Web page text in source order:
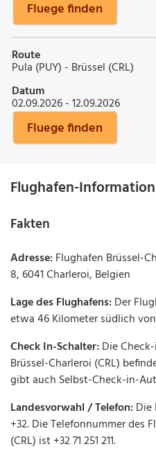
Fluege finden
Route
Pula (PUY) - Brüssel (CRL)
Datum
02.09.2026 - 12.09.2026
Fluege finden
Flughafen-
Fakten
Adresse:Flughafen Brüssel-
8, 6041 Charleroi, Belgien
Lage des Flughafens:Der
etwa 46 Kilometer südlich
Check In-Schalter:Die
Brüssel-Charleroi (CRL)
gibt auch Selbst-Check-in-
Landesvorwahl / Telefon:
+32. Die Telefonnummer des
(CRL) ist +32 71 251 211.